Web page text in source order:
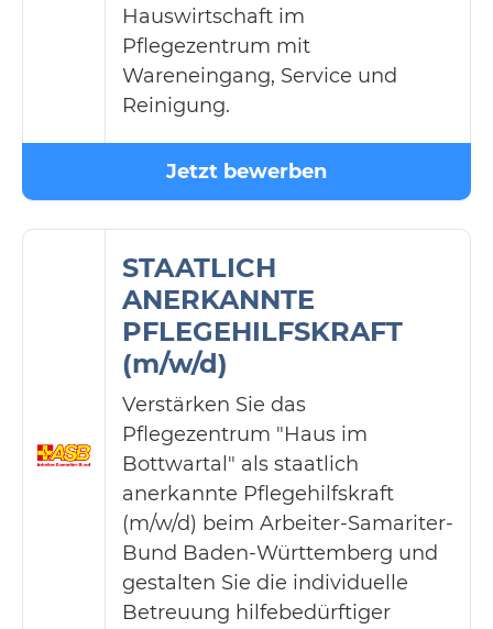
Hauswirtschaft im
Pflegezentrum mit
Wareneingang, Service und
Reinigung.
Jetzt bewerben
STAATLICH
ANERKANNTE
PFLEGEHILFSKRAFT
(m/w/d)
Verstärken Sie das
Pflegezentrum "Haus im
Bottwartal" als staatlich
anerkannte Pflegehilfskraft
(m/w/d) beim Arbeiter-Samariter-
Bund Baden-Württemberg und
gestalten Sie die individuelle
Betreuung hilfebedürftiger